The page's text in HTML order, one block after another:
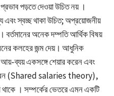
প্রভাব পড়তে দেওয়া উচিত নয় ।
এবং স্বচ্ছ থাকা উচিত; অপ্রয়োজনীয়
। বর্তমানের অনেক দম্পতি আর্থিক বিষয়
কলহের জন্ম দেয়। আধুনিক
আয়-ব্যয় একসঙ্গে শেয়ার করেন এবং
করেন (Shared salaries theory),
থাকে । সম্পর্কের ভেতরে এমন একটি